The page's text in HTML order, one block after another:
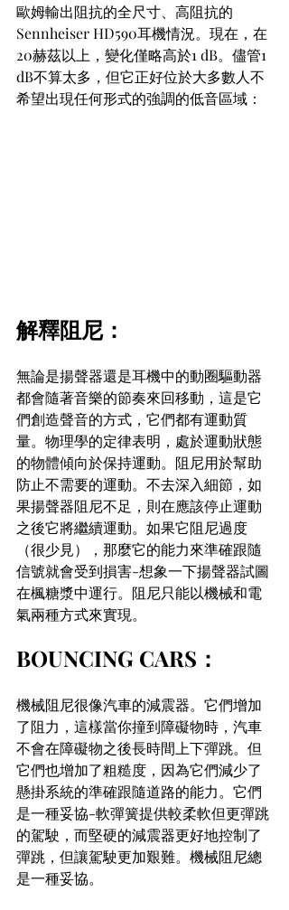
歐姆輸出阻抗的全尺寸、高阻抗的
Sennheiser HD590耳機情況。現在，在
20赫茲以上，變化僅略高於1 dB。儘管1
dB不算太多，但它正好位於大多數人不
希望出現任何形式的強調的低音區域：
解釋阻尼：
無論是揚聲器還是耳機中的動圈驅動器
都會隨著音樂的節奏來回移動，這是它
們創造聲音的方式，它們都有運動質
量。物理學的定律表明，處於運動狀態
的物體傾向於保持運動。阻尼用於幫助
防止不需要的運動。不去深入細節，如
果揚聲器阻尼不足，則在應該停止運動
之後它將繼續運動。如果它阻尼過度
（很少見），那麼它的能力來準確跟隨
信號就會受到損害-想象一下揚聲器試圖
在楓糖漿中運行。阻尼只能以機械和電
氣兩種方式來實現。
BOUNCING CARS：
機械阻尼很像汽車的減震器。它們增加
了阻力，這樣當你撞到障礙物時，汽車
不會在障礙物之後長時間上下彈跳。但
它們也增加了粗糙度，因為它們減少了
懸掛系統的準確跟隨道路的能力。它們
是一種妥協-軟彈簧提供較柔軟但更彈跳
的駕駛，而堅硬的減震器更好地控制了
彈跳，但讓駕駛更加艱難。機械阻尼總
是一種妥協。